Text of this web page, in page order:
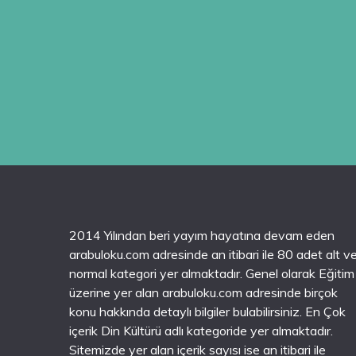
2014 Yılından beri yayım hayatına devam eden
arabuloku.com adresinde an itibari ile 80 adet alt
normal kategori yer almaktadır. Genel olarak Eğitim
üzerine yer alan arabuloku.com adresinde birçok
konu hakkında detaylı bilgiler bulabilirsiniz. En Çok
içerik Din Kültürü adlı kategoride yer almaktadır.
Sitemizde yer alan içerik sayısı ise an itibari ile